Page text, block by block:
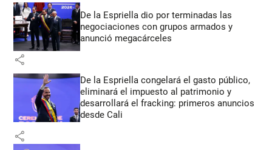
De la Espriella dio por terminadas las
negociaciones con grupos armados y
anunció megacárceles
share
De la Espriella congelará el gasto público,
eliminará el impuesto al patrimonio y
desarrollará el fracking: primeros anuncios
desde Cali
share